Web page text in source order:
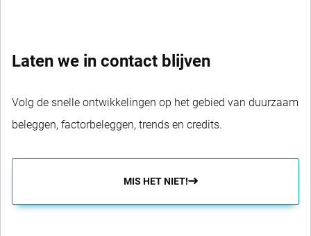
Laten we in contact blijven
Volg de snelle ontwikkelingen op het gebied van duurzaam
beleggen, factorbeleggen, trends en credits.
MIS HET NIET!